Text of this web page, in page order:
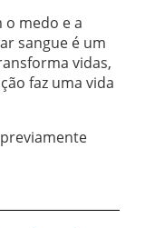
medo e a
sangue é um
vidas,
faz uma vida